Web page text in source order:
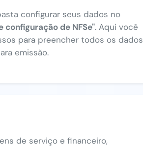
configurar seus dados no
configuração de NFSe". Aqui você
para preencher todos os dados
emissão.
de serviço e financeiro,